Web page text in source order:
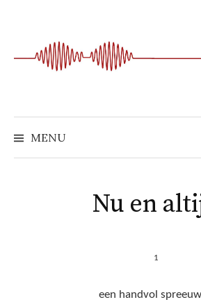
springen
MENU
Nu en
1
een handvol